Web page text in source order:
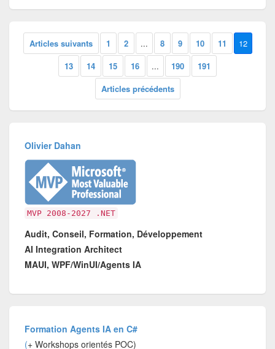
Articles suivants 1 2 ... 8 9 10 11
12
13
14 15 16 ... 190
191
Articles précédents
Olivier Dahan
MVP 2008-2027 .NET
Audit, Conseil, Formation, Développement
AI Integration Architect
MAUI, WPF/WinUI/Agents IA
Formation Agents IA en C#
(+ Workshops orientés POC)